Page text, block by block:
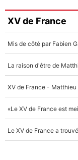
XV de France